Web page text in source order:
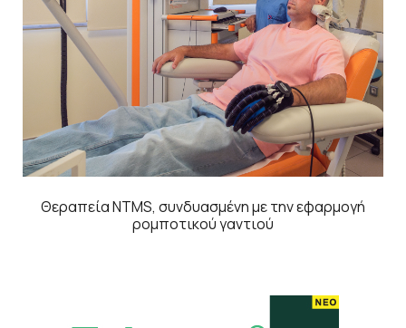
Θεραπεία NTMS, συνδυασμένη με την εφαρμογή
ρομποτικού γαντιού